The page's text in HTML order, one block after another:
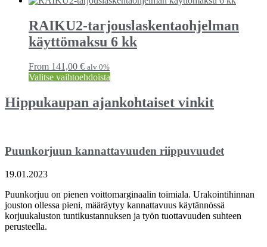
RAIKU2-tarjous­laskenta­ohjelman
käyttömaksu 6 kk
From 141,00 € alv 0%
Valitse vaihtoehdoista
Hippukaupan ajankohtaiset vinkit
Puunkorjuun kannattavuuden riippuvuudet
19.01.2023
Puunkorjuu on pienen voittomarginaalin toimiala. Urakointihinnan
jouston ollessa pieni, määräytyy kannattavuus käytännössä
korjuukaluston tuntikustannuksen ja työn tuottavuuden suhteen
perusteella.